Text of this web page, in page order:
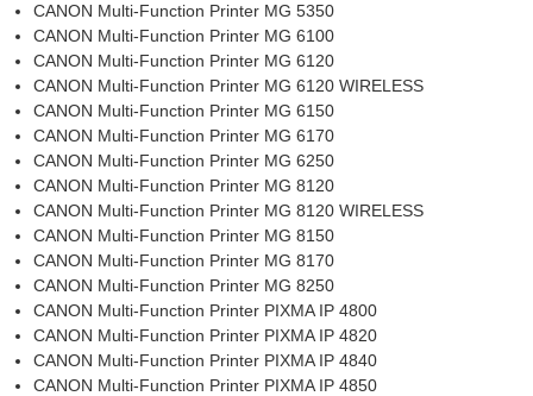
CANON Multi-Function Printer MG 5350
CANON Multi-Function Printer MG 6100
CANON Multi-Function Printer MG 6120
CANON Multi-Function Printer MG 6120 WIRELESS
CANON Multi-Function Printer MG 6150
CANON Multi-Function Printer MG 6170
CANON Multi-Function Printer MG 6250
CANON Multi-Function Printer MG 8120
CANON Multi-Function Printer MG 8120 WIRELESS
CANON Multi-Function Printer MG 8150
CANON Multi-Function Printer MG 8170
CANON Multi-Function Printer MG 8250
CANON Multi-Function Printer PIXMA IP 4800
CANON Multi-Function Printer PIXMA IP 4820
CANON Multi-Function Printer PIXMA IP 4840
CANON Multi-Function Printer PIXMA IP 4850